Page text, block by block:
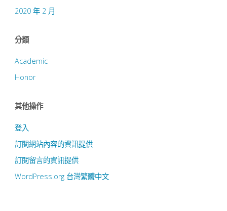
2020 年 2 月
分類
Academic
Honor
其他操作
登入
訂閱網站內容的資訊提供
訂閱留言的資訊提供
WordPress.org 台灣繁體中文